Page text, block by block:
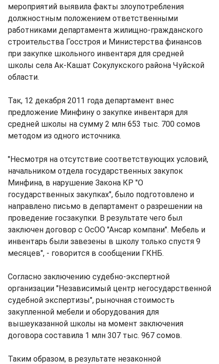
мероприятий выявила факты злоупотребления
должностным положением ответственными
работниками департамента жилищно-гражданского
строительства Госстроя и Министерства финансов
при закупке школьного инвентаря для средней
школы села Ак-Кашат Сокулукского района Чуйской
области.
Так, 12 декабря 2011 года департамент внес
предложение Минфину о закупке инвентаря для
средней школы на сумму 2 млн 653 тыс. 700 сомов
методом из одного источника.
"Несмотря на отсутствие соответствующих условий,
начальником отдела государственных закупок
Минфина, в нарушение Закона КР "О
государственных закупках", было подготовлено и
направлено письмо в департамент о разрешении на
проведение госзакупки. В результате чего был
заключен договор с ОсОО "Ансар компани". Мебель и
инвентарь были завезены в школу только спустя 9
месяцев", - говорится в сообщении ГКНБ.
Согласно заключению судебно-экспертной
организации "Независимый центр негосударственной
судебной экспертизы", рыночная стоимость
закупленной мебели и оборудования для
вышеуказанной школы на момент заключения
договора составила 1 млн 307 тыс. 967 сомов.
Таким образом, в результате незаконной